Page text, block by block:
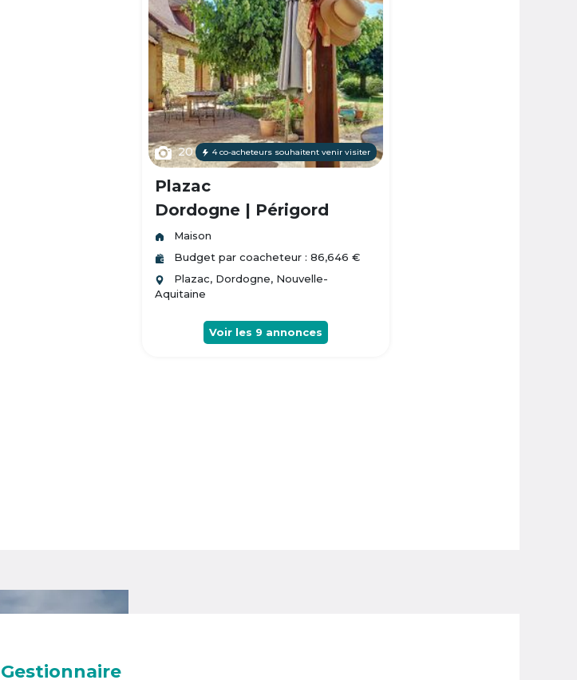
20 4 co-acheteurs souhaitent venir visiter
Plazac
Dordogne | Périgord
Maison
Budget par coacheteur : 86,646 €
Plazac, Dordogne, Nouvelle-
Aquitaine
Voir les 9 annonces
Gestionnaire